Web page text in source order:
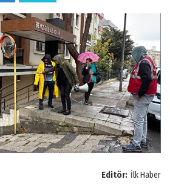
Editör: İlk Haber